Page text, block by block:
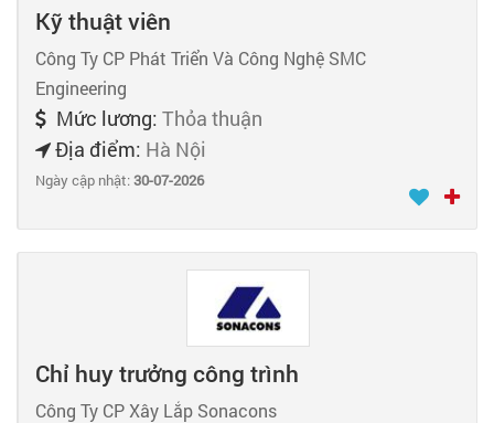
Kỹ thuật viên
Công Ty CP Phát Triển Và Công Nghệ SMC
Engineering
Mức lương: Thỏa thuận
Địa điểm: Hà Nội
Ngày cập nhật:30-07-2026
Chỉ huy trưởng công trình
Công Ty CP Xây Lắp Sonacons